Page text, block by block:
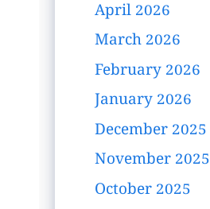
April 2026
March 2026
February 2026
January 2026
December 2025
November 2025
October 2025